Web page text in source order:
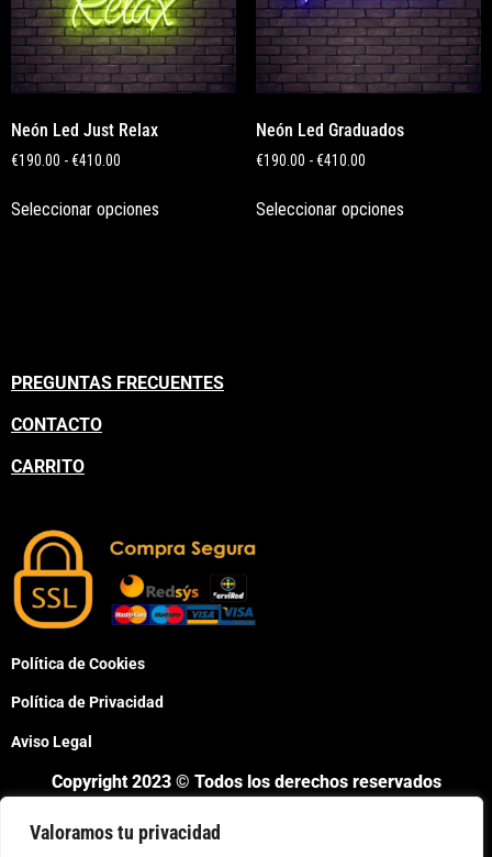
Valoramos tu privacidad
Neón Led Just Relax
€190.00 -€410.00
Seleccionar opciones
Neón Led Graduados
€190.00 - €410.00
Seleccionar opciones
PREGUNTAS FRECUENTES
CONTACTO
CARRITO
Política de Cookies
Política de Privacidad
Aviso Legal
Copyright 2023 © Todos los derechos reservados